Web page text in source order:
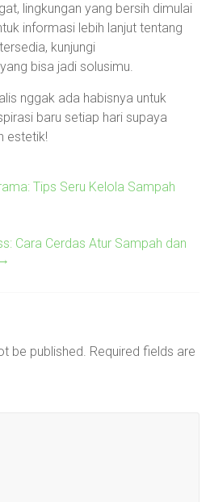
lingkungan yang bersih dimulai
informasi lebih lanjut tentang
kunjungi
yang bisa jadi solusimu.
nggak ada habisnya untuk
baru setiap hari supaya
estetik!
Tips Seru Kelola Sampah
Cara Cerdas Atur Sampah dan
→
be published. Required fields are